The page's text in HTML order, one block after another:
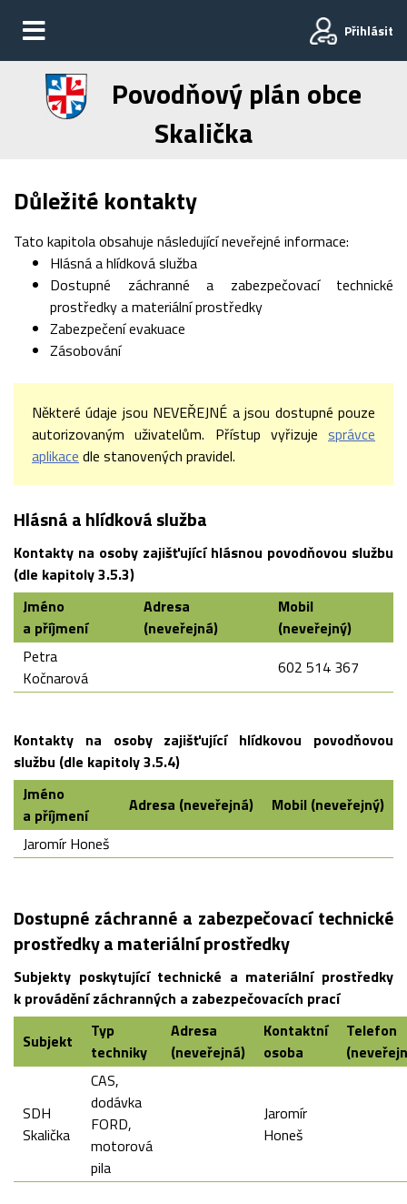
Přihlásit
Povodňový plán obce
Skalička
Důležité kontakty
Tato kapitola obsahuje následující neveřejné informace:
Hlásná a hlídková služba
Dostupné záchranné a zabezpečovací technické
prostředky a materiální prostředky
Zabezpečení evakuace
Zásobování
Některé údaje jsou NEVEŘEJNÉ a jsou dostupné pouze
autorizovaným uživatelům. Přístup vyřizuje správce
aplikace dle stanovených pravidel.
Hlásná a hlídková služba
Kontakty na osoby zajišťující hlásnou povodňovou službu
(dle kapitoly 3.5.3)
Jméno
a příjmení
Adresa
(neveřejná)
Mobil
(neveřejný)
Petra
Kočnarová
602 514 367
Kontakty na osoby zajišťující hlídkovou povodňovou
službu (dle kapitoly 3.5.4)
Jméno
a příjmení
Adresa (neveřejná)
Mobil (neveřejný)
Jaromír Honeš
Dostupné záchranné a zabezpečovací technické
prostředky a materiální prostředky
Subjekty poskytující technické a materiální prostředky
k provádění záchranných a zabezpečovacích prací
Subjekt
Typ
techniky
Adresa
(neveřejná)
Kontaktní
osoba
Telefon
SDH
Skalička
CAS,
dodávka
FORD,
motorová
pila
Jaromír
Honeš